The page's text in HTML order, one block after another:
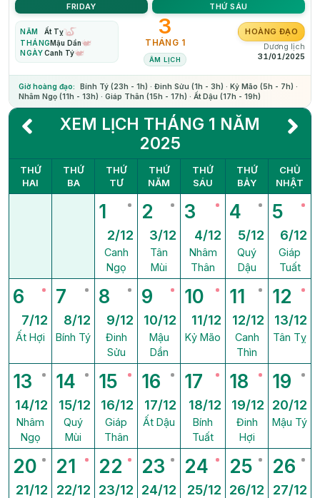
FRIDAY THỨ SÁU
NĂM
Ất Tỵ
THÁNGMậu Dần
NGÀYCanh Tý
3
THÁNG 1
ÂM LỊCH
HOÀNG ĐẠO
Dương lịch
31/01/2025
Giờ hoàng đạo:
Bính Tý (23h - 1h) · Đinh Sửu (1h - 3h) · Kỷ Mão (5h - 7h) ·
Nhâm Ngọ (11h - 13h) · Giáp Thân (15h - 17h) · Ất Dậu (17h - 19h)
XEM LỊCH THÁNG 1 NĂM
2025
THỨ
HAI
THỨ
BA
THỨ
TƯ
THỨ
NĂM
THỨ
SÁU
THỨ
BẢY
CHỦ
NHẬT
1
2/12
Canh
Ngọ
2
3/12
Tân
Mùi
3
4/12
Nhâm
Thân
4
5/12
Quý
Dậu
5
6/12
Giáp
Tuất
6
7/12
Ất Hợi
7
8/12
Bính Tý
8
9/12
Đinh
Sửu
9
10/12
Mậu
Dần
10
11/12
Kỷ Mão
11
12/12
Canh
Thìn
12
13/12
Tân Tỵ
13
14/12
Nhâm
Ngọ
14
15/12
Quý
Mùi
15
16/12
Giáp
Thân
16
17/12
Ất Dậu
17
18/12
Bính
Tuất
18
19/12
Đinh
Hợi
19
20/12
Mậu Tý
20
21/12
21
22/12
22
23/12
23
24/12
24
25/12
25
26/12
26
27/12